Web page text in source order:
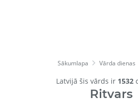
Sākumlapa Vārda dienas
Latvijā šis vārds ir 1532
Ritvars